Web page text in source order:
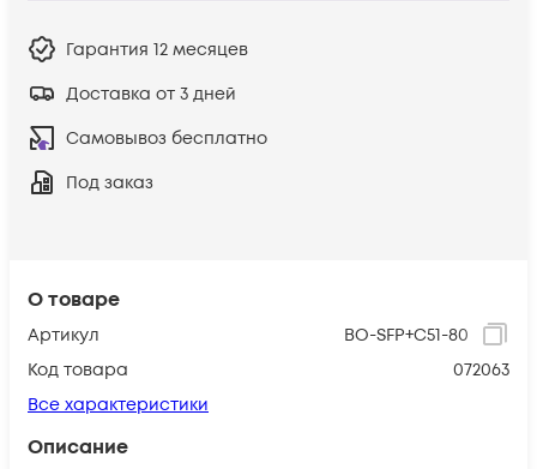
О товаре
Артикул
BO-SFP+C51-80
Код товара
072063
Все характеристики
Описание
Гарантия 12 месяцев
Доставка от 3 дней
Самовывоз бесплатно
Под заказ